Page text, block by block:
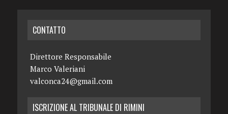
CONTATTO
Direttore Responsabile
Marco Valeriani
valconca24@gmail.com
ISCRIZIONE AL TRIBUNALE DI RIMINI